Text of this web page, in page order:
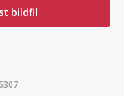
bildfil